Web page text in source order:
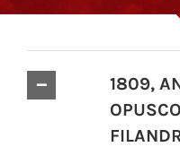
1809,